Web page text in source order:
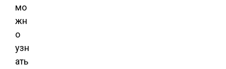
мо
жн
о
узн
ать